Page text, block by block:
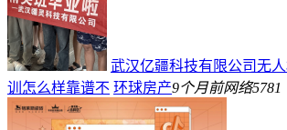
武汉亿疆科技有限公司无
训怎么样靠谱不 环球房产9个月前网络5781